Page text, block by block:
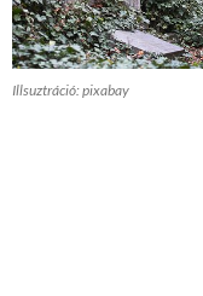
Illsuztráció: pixabay